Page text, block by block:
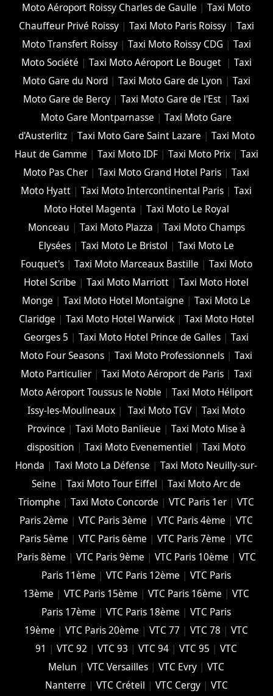
Moto Aéroport Roissy Charles de Gaulle |Taxi Moto
Chauffeur Privé Roissy| Taxi Moto Paris Roissy| Taxi
Moto Transfert Roissy| Taxi Moto Roissy CDG | Taxi
Moto Société | Taxi Moto Aéroport Le Bouget | Taxi
Moto Gare du Nord| Taxi Moto Gare de Lyon | Taxi
Moto Gare de Bercy |Taxi Moto Gare de l'Est |Taxi
Moto Gare Montparnasse |Taxi Moto Gare
d'Austerlitz| Taxi Moto Gare Saint Lazare | Taxi Moto
Haut de Gamme | Taxi Moto IDF| Taxi Moto Prix| Taxi
Moto Pas Cher |Taxi Moto Grand Hotel Paris |Taxi
Moto Hyatt |Taxi Moto Intercontinental Paris |Taxi
Moto Hotel Magenta | Taxi Moto Le Royal
Monceau | Taxi Moto Plazza | Taxi Moto Champs
Elysées |Taxi Moto Le Bristol |Taxi Moto Le
Fouquet's| Taxi Moto Marceaux Bastille | Taxi Moto
Hotel Scribe |Taxi Moto Marriott |Taxi Moto Hotel
Monge |Taxi Moto Hotel Montaigne |Taxi Moto Le
Claridge | Taxi Moto Hotel Warwick| Taxi Moto Hotel
Georges 5 |Taxi Moto Hotel Prince de Galles |Taxi
Moto Four Seasons |Taxi Moto Professionnels |Taxi
Moto Particulier |Taxi Moto Aéroport de Paris |Taxi
Moto Aéroport Toussus le Noble | Taxi Moto Héliport
Issy-les-Moulineaux | Taxi Moto TGV|Taxi Moto
Province | Taxi Moto Banlieue | Taxi Moto Mise à
disposition |Taxi Moto Evenementiel |Taxi Moto
Honda |Taxi Moto La Défense |Taxi Moto Neuilly-sur-
Seine |Taxi Moto Tour Eiffel |Taxi Moto Arc de
Triomphe |Taxi Moto Concorde |VTC Paris 1er |VTC
Paris 2ème |VTC Paris 3ème |VTC Paris 4ème |VTC
Paris 5ème |VTC Paris 6ème |VTC Paris 7ème |VTC
Paris 8ème | VTC Paris 9ème | VTC Paris 10ème | VTC
Paris 11ème |VTC Paris 12ème |VTC Paris
13ème |VTC Paris 15ème |VTC Paris 16ème |VTC
Paris 17ème |VTC Paris 18ème |VTC Paris
19ème |VTC Paris 20ème |VTC 77 |VTC 78 |VTC
91 |VTC 92 |VTC 93 |VTC 94 |VTC 95 |VTC
Melun |VTC Versailles |VTC Evry |VTC
Nanterre | VTC Créteil | VTC Cergy| VTC